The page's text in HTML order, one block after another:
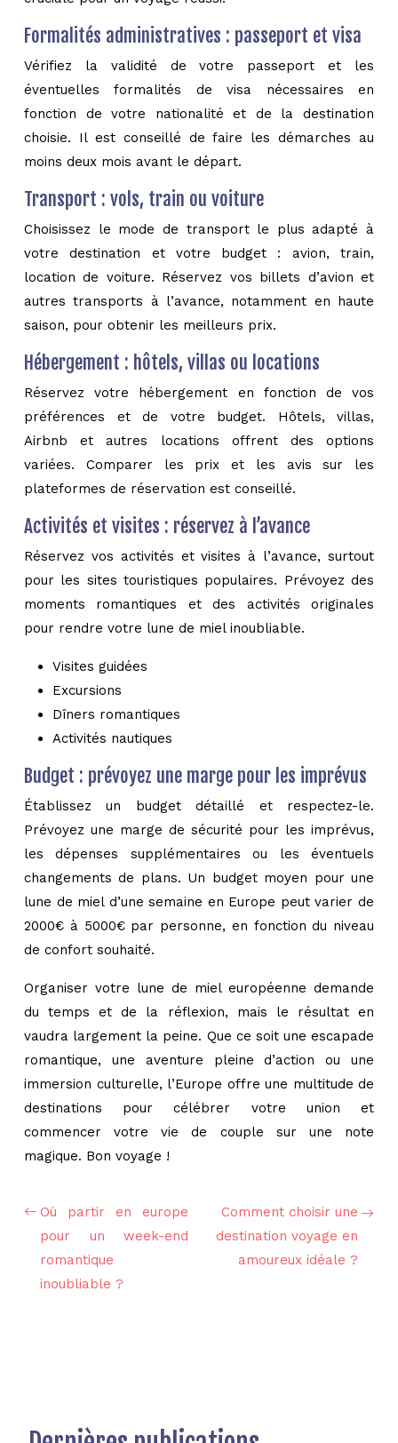
Formalités administratives : passeport et visa
Vérifiez la validité de votre passeport et les
éventuelles formalités de visa nécessaires en
fonction de votre nationalité et de la destination
choisie. Il est conseillé de faire les démarches au
moins deux mois avant le départ.
Transport : vols, train ou voiture
Choisissez le mode de transport le plus adapté à
votre destination et votre budget : avion, train,
location de voiture. Réservez vos billets d’avion et
autres transports à l’avance, notamment en haute
saison, pour obtenir les meilleurs prix.
Hébergement : hôtels, villas ou locations
Réservez votre hébergement en fonction de vos
préférences et de votre budget. Hôtels, villas,
Airbnb et autres locations offrent des options
variées. Comparer les prix et les avis sur les
plateformes de réservation est conseillé.
Activités et visites : réservez à l’avance
Réservez vos activités et visites à l’avance, surtout
pour les sites touristiques populaires. Prévoyez des
moments romantiques et des activités originales
pour rendre votre lune de miel inoubliable.
Visites guidées
Excursions
Dîners romantiques
Activités nautiques
Budget : prévoyez une marge pour les imprévus
Établissez un budget détaillé et respectez-le.
Prévoyez une marge de sécurité pour les imprévus,
les dépenses supplémentaires ou les éventuels
changements de plans. Un budget moyen pour une
lune de miel d’une semaine en Europe peut varier de
2000€ à 5000€ par personne, en fonction du niveau
de confort souhaité.
Organiser votre lune de miel européenne demande
du temps et de la réflexion, mais le résultat en
vaudra largement la peine. Que ce soit une escapade
romantique, une aventure pleine d’action ou une
immersion culturelle, l’Europe offre une multitude de
destinations pour célébrer votre union et
commencer votre vie de couple sur une note
magique. Bon voyage !
Où partir en europe
pour un week-end
romantique
inoubliable ?
Comment choisir une
destination voyage en
amoureux idéale ?